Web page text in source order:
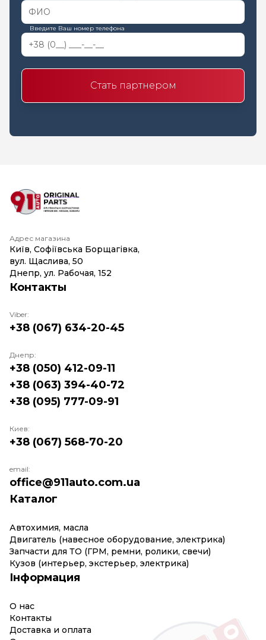
Введите Ваш номер телефона
Стать партнером
Адрес магазина
Київ, Софіївська Борщагівка,
вул. Щаслива, 50
Днепр, ул. Рабочая, 152
Каталог
Автохимия, масла
Двигатель (навесное оборудование, электрика)
Запчасти для ТО (ГРМ, ремни, ролики, свечи)
Кузов (интерьер, экстерьер, электрика)
Інформация
О нас
Контакты
Доставка и оплата
Контакты
Viber:
+38 (067) 634-20-45
Днепр:
+38 (050) 412-09-11
+38 (063) 394-40-72
+38 (095) 777-09-91
Киев:
+38 (067) 568-70-20
email:
office@911auto.com.ua